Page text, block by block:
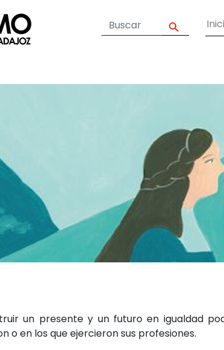
un presente y un futuro en igualdad
o en los que ejercieron sus profesiones.